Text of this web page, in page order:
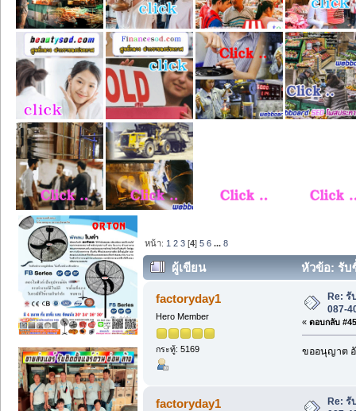
หน้า: 1 2 3 [4]5 6 ...8
ผู้เขียน หัวข้อ: รับ
factoryday1
Hero Member
กระทู้: 5169
Re:
087-
« ตอบกลับ
ขออนุญาต
factoryday1
Re: